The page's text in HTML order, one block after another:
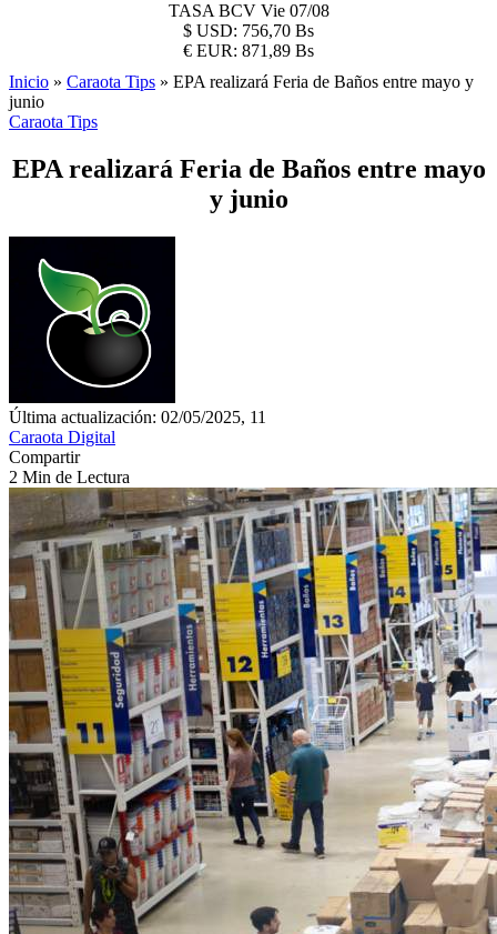
TASA BCV Vie 07/08
$ USD: 756,70 Bs
€ EUR: 871,89 Bs
Inicio » Caraota Tips » EPA realizará Feria de Baños entre mayo y
junio
Caraota Tips
EPA realizará Feria de Baños entre mayo
y junio
Última actualización: 02/05/2025, 11
Caraota Digital
Compartir
2 Min de Lectura